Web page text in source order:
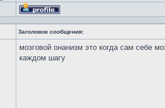
Профиль
Заголовок сообщения:
мозговой онанизм это когда сам себе
каждом шагу